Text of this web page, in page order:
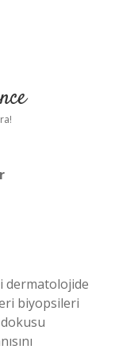
dermatolojide
biyopsileri